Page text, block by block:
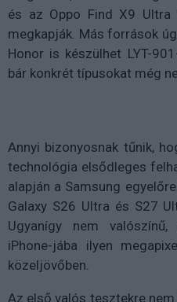
és az Oppo Find X9 Ultra
megkapják. Más források
Honor is készülhet LYT-
bár konkrét típusokat még
Annyi bizonyosnak tűnik,
technológia elsődleges
alapján a Samsung
Galaxy S26 Ultra és S27
Ugyanígy nem
iPhone-jába ilyen
közeljövőben.
Az első valós tesztekre